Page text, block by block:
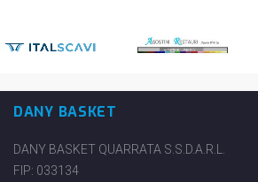
DANY BASKET
DANY BASKET QUARRATA S.S.D.A.R.L.
FIP: 033134